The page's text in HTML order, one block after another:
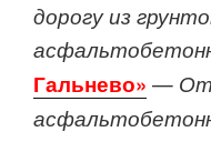
дорогу из
Гальнево» —